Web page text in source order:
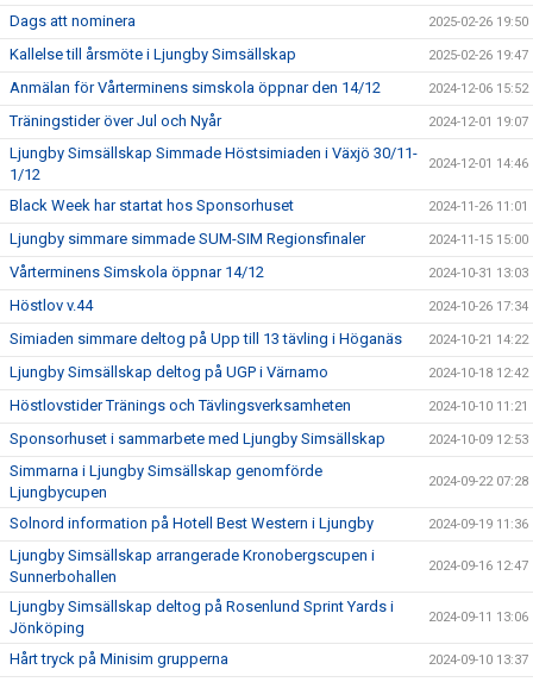
Dags att nominera 2025-02-26 19:50
Kallelse till årsmöte i Ljungby Simsällskap 2025-02-26 19:47
Anmälan för Vårterminens simskola öppnar den 14/12 2024-12-06 15:52
Träningstider över Jul och Nyår 2024-12-01 19:07
Ljungby Simsällskap Simmade Höstsimiaden i Växjö 30/11-
1/12
2024-12-01 14:46
Black Week har startat hos Sponsorhuset 2024-11-26 11:01
Ljungby simmare simmade SUM-SIM Regionsfinaler 2024-11-15 15:00
Vårterminens Simskola öppnar 14/12 2024-10-31 13:03
Höstlov v.44 2024-10-26 17:34
Simiaden simmare deltog på Upp till 13 tävling i Höganäs 2024-10-21 14:22
Ljungby Simsällskap deltog på UGP i Värnamo 2024-10-18 12:42
Höstlovstider Tränings och Tävlingsverksamheten 2024-10-10 11:21
Sponsorhuset i sammarbete med Ljungby Simsällskap 2024-10-09 12:53
Simmarna i Ljungby Simsällskap genomförde
Ljungbycupen
2024-09-22 07:28
Solnord information på Hotell Best Western i Ljungby 2024-09-19 11:36
Ljungby Simsällskap arrangerade Kronobergscupen i
Sunnerbohallen
2024-09-16 12:47
Ljungby Simsällskap deltog på Rosenlund Sprint Yards i
Jönköping
2024-09-11 13:06
Hårt tryck på Minisim grupperna 2024-09-10 13:37